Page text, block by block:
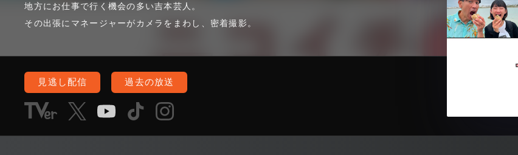
地方にお仕事で行く機会の多い吉本芸人。
その出張にマネージャーがカメラをまわし、密着撮影。
見逃し配信 過去の放送